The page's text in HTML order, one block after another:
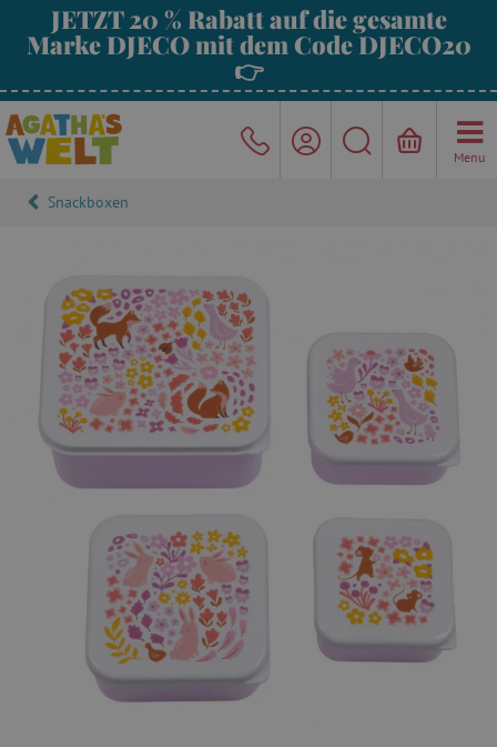
JETZT 20 % Rabatt auf die gesamte
Marke DJECO mit dem Code DJECO20
👉
Menu
Snackboxen